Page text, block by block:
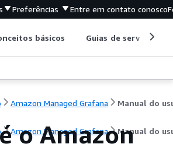
Preferências Entre em contato conosco
básicos Guias de serviço
Amazon Managed Grafana
Amazon Managed Grafana Manual do
o Amazon